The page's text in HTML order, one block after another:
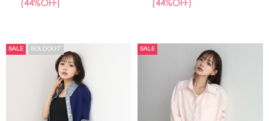
(44%OFF)
(44%OFF)
SALE SOLDOUT SALE